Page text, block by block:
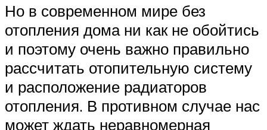
Но в современном мире без
отопления дома ни как не обойтись
и поэтому очень важно правильно
рассчитать отопительную систему
и расположение радиаторов
отопления. В противном случае нас
может ждать неравномерная